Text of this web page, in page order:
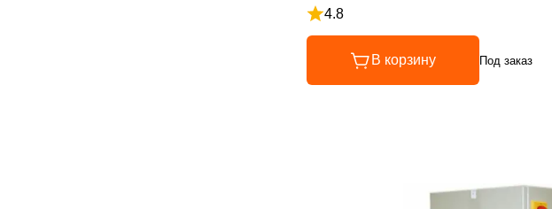
4.8
Рейтинг 4.8 из 5
В корзину Под заказ